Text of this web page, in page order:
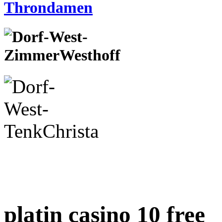
platin casino 10 free